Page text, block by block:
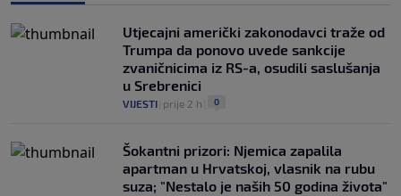
Utjecajni američki zakonodavci traže od
Trumpa da ponovo uvede sankcije
zvaničnicima iz RS-a, osudili saslušanja
u Srebrenici
VIJESTI prije 2 h 0
Šokantni prizori: Njemica zapalila
apartman u Hrvatskoj, vlasnik na rubu
suza; "Nestalo je naših 50 godina života"